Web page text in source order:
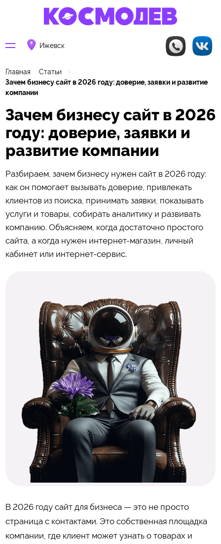
Ижевск
Главная
Статьи
Зачем бизнесу сайт в 2026 году: доверие, заявки и развитие
компании
Зачем бизнесу сайт в 2026
году: доверие, заявки и
развитие компании
Разбираем, зачем бизнесу нужен сайт в 2026 году:
как он помогает вызывать доверие, привлекать
клиентов из поиска, принимать заявки, показывать
услуги и товары, собирать аналитику и развивать
компанию. Объясняем, когда достаточно простого
сайта, а когда нужен интернет-магазин, личный
кабинет или интернет-сервис.
В 2026 году сайт для бизнеса — это не просто
страница с контактами. Это собственная площадка
компании, где клиент может узнать о товарах и